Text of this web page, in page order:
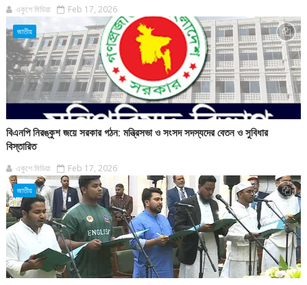
একুশে মিডিয়া Feb 17, 2026
জাতীয়
বিএনপি নিরঙ্কুশ জয়ে সরকার গঠন: মন্ত্রিসভা ও সংসদ সদস্যদের বেতন ও সুবিধার
বিস্তারিত
একুশে মিডিয়া Feb 17, 2026
জাতীয়